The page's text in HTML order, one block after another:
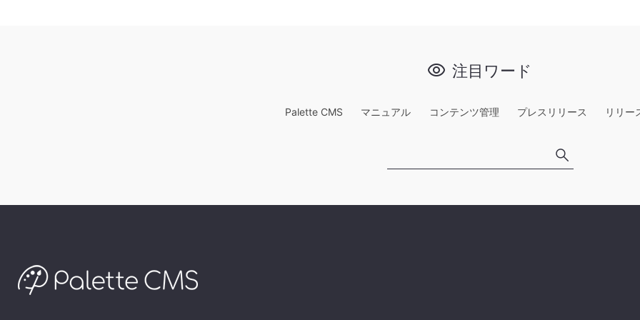
注目ワード
Palette CMS マニュアル コンテンツ管理 プレスリリース リリー